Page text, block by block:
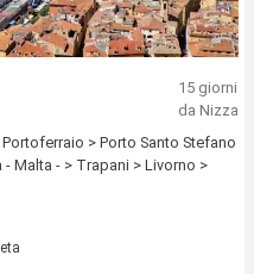
15 giorni
da Nizza
> Porto Santo Stefano
- Malta - > Trapani > Livorno >